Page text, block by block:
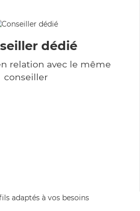
dédié
relation avec le même
conseiller